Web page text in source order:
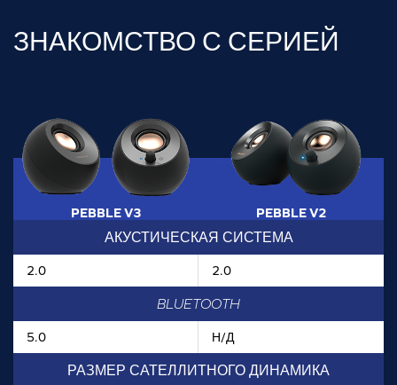
ЗНАКОМСТВО С СЕРИЕЙ
PEBBLE V3 PEBBLE V2
АКУСТИЧЕСКАЯ СИСТЕМА
2.0 2.0
BLUETOOTH
5.0 Н/Д
РАЗМЕР САТЕЛЛИТНОГО ДИНАМИКА